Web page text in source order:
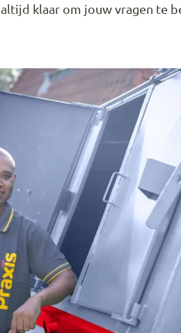
altijd klaar om jouw vragen te